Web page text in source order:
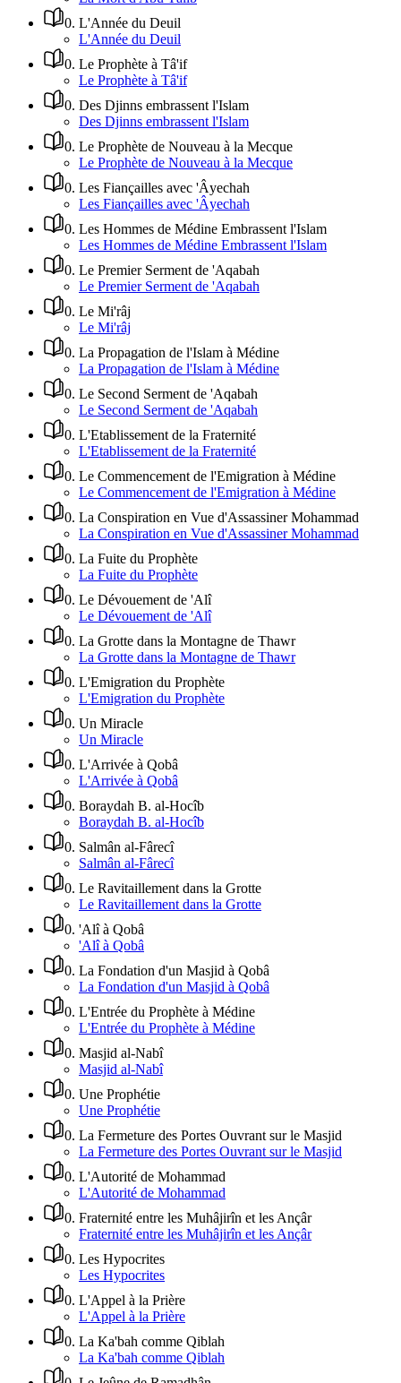
0. L'Année du Deuil
L'Année du Deuil
0. Le Prophète à Tâ'if
Le Prophète à Tâ'if
0. Des Djinns embrassent l'Islam
Des Djinns embrassent l'Islam
0. Le Prophète de Nouveau à la Mecque
Le Prophète de Nouveau à la Mecque
0. Les Fiançailles avec 'Âyechah
Les Fiançailles avec 'Âyechah
0. Les Hommes de Médine Embrassent l'Islam
Les Hommes de Médine Embrassent l'Islam
0. Le Premier Serment de 'Aqabah
Le Premier Serment de 'Aqabah
0. Le Mi'râj
Le Mi'râj
0. La Propagation de l'Islam à Médine
La Propagation de l'Islam à Médine
0. Le Second Serment de 'Aqabah
Le Second Serment de 'Aqabah
0. L'Etablissement de la Fraternité
L'Etablissement de la Fraternité
0. Le Commencement de l'Emigration à Médine
Le Commencement de l'Emigration à Médine
0. La Conspiration en Vue d'Assassiner Mohammad
La Conspiration en Vue d'Assassiner Mohammad
0. La Fuite du Prophète
La Fuite du Prophète
0. Le Dévouement de 'Alî
Le Dévouement de 'Alî
0. La Grotte dans la Montagne de Thawr
La Grotte dans la Montagne de Thawr
0. L'Emigration du Prophète
L'Emigration du Prophète
0. Un Miracle
Un Miracle
0. L'Arrivée à Qobâ
L'Arrivée à Qobâ
0. Boraydah B. al-Hocîb
Boraydah B. al-Hocîb
0. Salmân al-Fârecî
Salmân al-Fârecî
0. Le Ravitaillement dans la Grotte
Le Ravitaillement dans la Grotte
0. 'Alî à Qobâ
'Alî à Qobâ
0. La Fondation d'un Masjid à Qobâ
La Fondation d'un Masjid à Qobâ
0. L'Entrée du Prophète à Médine
L'Entrée du Prophète à Médine
0. Masjid al-Nabî
Masjid al-Nabî
0. Une Prophétie
Une Prophétie
0. La Fermeture des Portes Ouvrant sur le Masjid
La Fermeture des Portes Ouvrant sur le Masjid
0. L'Autorité de Mohammad
L'Autorité de Mohammad
0. Fraternité entre les Muhâjirîn et les Ançâr
Fraternité entre les Muhâjirîn et les Ançâr
0. Les Hypocrites
Les Hypocrites
0. L'Appel à la Prière
L'Appel à la Prière
0. La Ka'bah comme Qiblah
La Ka'bah comme Qiblah